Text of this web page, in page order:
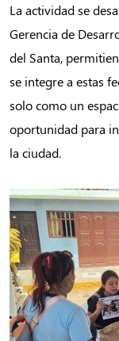
La actividad se
Gerencia de
del Santa,
se integre a estas
solo como un
oportunidad para
la ciudad.